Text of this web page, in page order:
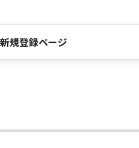
規登録ページ